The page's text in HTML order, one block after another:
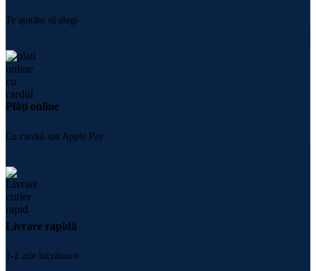
Te ajutăm să alegi
Plăți online
Cu cardul sau Apple Pay
Livrare rapidă
1-2 zile lucrătoare